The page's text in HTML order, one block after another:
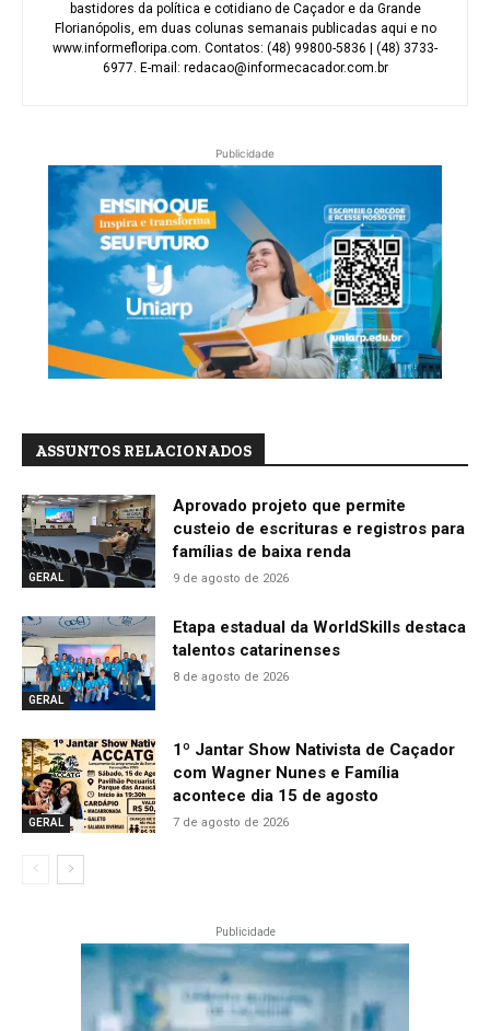
bastidores da política e cotidiano de Caçador e da Grande
Florianópolis, em duas colunas semanais publicadas aqui e no
www.informefloripa.com. Contatos: (48) 99800-5836 | (48) 3733-
6977. E-mail: redacao@informecacador.com.br
Publicidade
ASSUNTOS RELACIONADOS
GERAL
Aprovado projeto que permite
custeio de escrituras e registros para
famílias de baixa renda
9 de agosto de 2026
GERAL
Etapa estadual da WorldSkills destaca
talentos catarinenses
8 de agosto de 2026
GERAL
1º Jantar Show Nativista de Caçador
com Wagner Nunes e Família
acontece dia 15 de agosto
7 de agosto de 2026
Publicidade